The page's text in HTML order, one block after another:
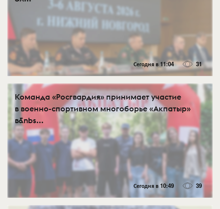
Сегодня в 11:04 31
Команда «Росгвардия» принимает участие
в военно-спортивном многоборье «Акпатыр»
в&nbs...
Сегодня в 10:49 39